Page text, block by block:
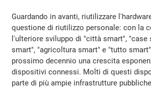
Guardando in avanti, riutilizzare
questione di riutilizzo personale: con la
l'ulteriore sviluppo di "città smart", "case
smart", "agricoltura smart" e "tutto
prossimo decennio una crescita
dispositivi connessi. Molti di questi
parte di più ampie infrastrutture